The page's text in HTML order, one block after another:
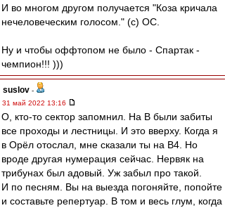
И во многом другом получается "Коза кричала
нечеловеческим голосом." (с) ОС.
Ну и чтобы оффтопом не было - Спартак -
чемпион!!! )))
suslov -
31 май 2022 13:16
О, кто-то сектор запомнил. На B были забиты
все проходы и лестницы. И это вверху. Когда я
в Орёл отослал, мне сказали ты на B4. Но
вроде другая нумерация сейчас. Нервяк на
трибунах был адовый. Уж забыл про такой.
И по песням. Вы на выезда погоняйте, попойте
и составьте репертуар. В том и весь глум, когда